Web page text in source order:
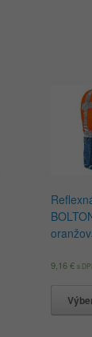
9,16€ s